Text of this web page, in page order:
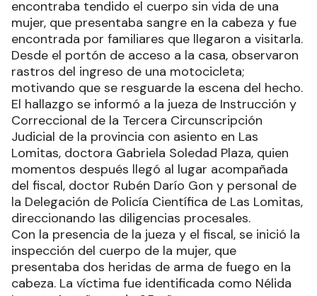
encontraba tendido el cuerpo sin vida de una
mujer, que presentaba sangre en la cabeza y fue
encontrada por familiares que llegaron a visitarla.
Desde el portón de acceso a la casa, observaron
rastros del ingreso de una motocicleta;
motivando que se resguarde la escena del hecho.
El hallazgo se informó a la jueza de Instrucción y
Correccional de la Tercera Circunscripción
Judicial de la provincia con asiento en Las
Lomitas, doctora Gabriela Soledad Plaza, quien
momentos después llegó al lugar acompañada
del fiscal, doctor Rubén Darío Gon y personal de
la Delegación de Policía Científica de Las Lomitas,
direccionando las diligencias procesales.
Con la presencia de la jueza y el fiscal, se inició la
inspección del cuerpo de la mujer, que
presentaba dos heridas de arma de fuego en la
cabeza. La víctima fue identificada como Nélida